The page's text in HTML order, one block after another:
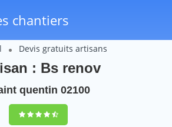
chantiers
Devis gratuits artisans
: Bs renov
quentin 02100